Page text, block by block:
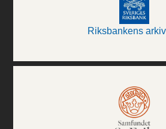
Riksbankens arkiv